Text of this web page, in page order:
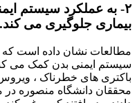
۲- به عملکرد سیستم
بیماری جلوگیری می کند.
مطالعات نشان داده است که
سیستم ایمنی بدن کمک می
باکتری های خطرناک ،
محققان دانشگاه منصوره در